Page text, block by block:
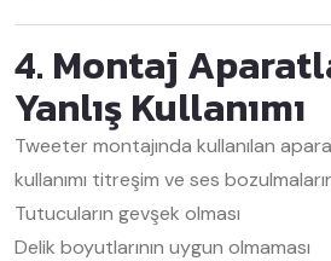
4. Montaj
Yanlış Kullanımı
Tweeter montajında kullanılan
kullanımı titreşim ve ses
Tutucuların gevşek olması
Delik boyutlarının uygun olmaması